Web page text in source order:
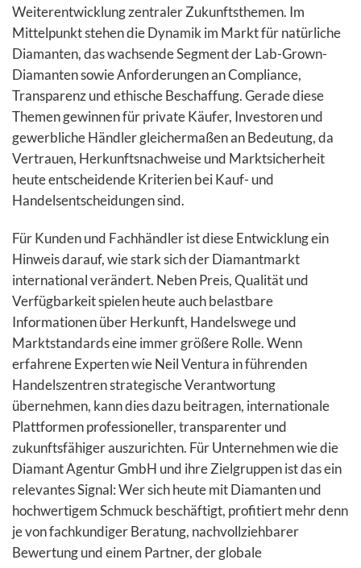
Weiterentwicklung zentraler Zukunftsthemen. Im
Mittelpunkt stehen die Dynamik im Markt für natürliche
Diamanten, das wachsende Segment der Lab-Grown-
Diamanten sowie Anforderungen an Compliance,
Transparenz und ethische Beschaffung. Gerade diese
Themen gewinnen für private Käufer, Investoren und
gewerbliche Händler gleichermaßen an Bedeutung, da
Vertrauen, Herkunftsnachweise und Marktsicherheit
heute entscheidende Kriterien bei Kauf- und
Handelsentscheidungen sind.
Für Kunden und Fachhändler ist diese Entwicklung ein
Hinweis darauf, wie stark sich der Diamantmarkt
international verändert. Neben Preis, Qualität und
Verfügbarkeit spielen heute auch belastbare
Informationen über Herkunft, Handelswege und
Marktstandards eine immer größere Rolle. Wenn
erfahrene Experten wie Neil Ventura in führenden
Handelszentren strategische Verantwortung
übernehmen, kann dies dazu beitragen, internationale
Plattformen professioneller, transparenter und
zukunftsfähiger auszurichten. Für Unternehmen wie die
Diamant Agentur GmbH und ihre Zielgruppen ist das ein
relevantes Signal: Wer sich heute mit Diamanten und
hochwertigem Schmuck beschäftigt, profitiert mehr denn
je von fachkundiger Beratung, nachvollziehbarer
Bewertung und einem Partner, der globale